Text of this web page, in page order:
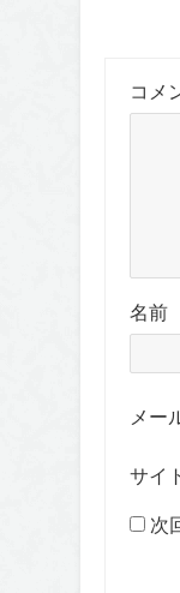
コメ
名前
メー
サイ
次